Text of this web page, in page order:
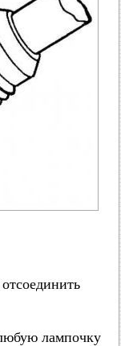
лампочку